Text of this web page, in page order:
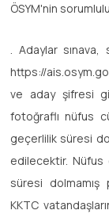
ÖSYM'nin
. Adaylar sınava,
https://
ve aday şifresi
fotoğraflı nüfus
geçerlilik süresi
edilecektir. Nüfus
süresi dolmamış
KKTC